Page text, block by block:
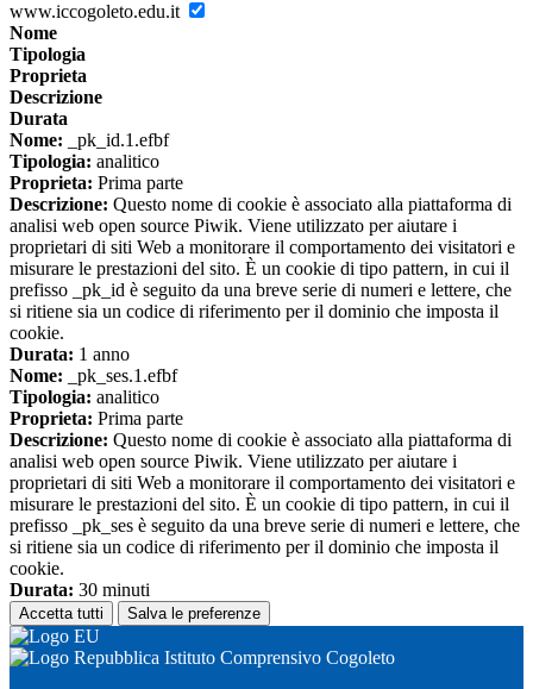
www.iccogoleto.edu.it
Nome
Tipologia
Proprieta
Descrizione
Durata
Nome: _pk_id.1.efbf
Tipologia: analitico
Proprieta: Prima parte
Descrizione: Questo nome di cookie è associato alla piattaforma di
analisi web open source Piwik. Viene utilizzato per aiutare i
proprietari di siti Web a monitorare il comportamento dei visitatori e
misurare le prestazioni del sito. È un cookie di tipo pattern, in cui il
prefisso _pk_id è seguito da una breve serie di numeri e lettere, che
si ritiene sia un codice di riferimento per il dominio che imposta il
cookie.
Durata: 1 anno
Nome: _pk_ses.1.efbf
Tipologia: analitico
Proprieta: Prima parte
Descrizione: Questo nome di cookie è associato alla piattaforma di
analisi web open source Piwik. Viene utilizzato per aiutare i
proprietari di siti Web a monitorare il comportamento dei visitatori e
misurare le prestazioni del sito. È un cookie di tipo pattern, in cui il
prefisso _pk_ses è seguito da una breve serie di numeri e lettere, che
si ritiene sia un codice di riferimento per il dominio che imposta il
cookie.
Durata: 30 minuti
Accetta tutti Salva le preferenze
Istituto Comprensivo Cogoleto